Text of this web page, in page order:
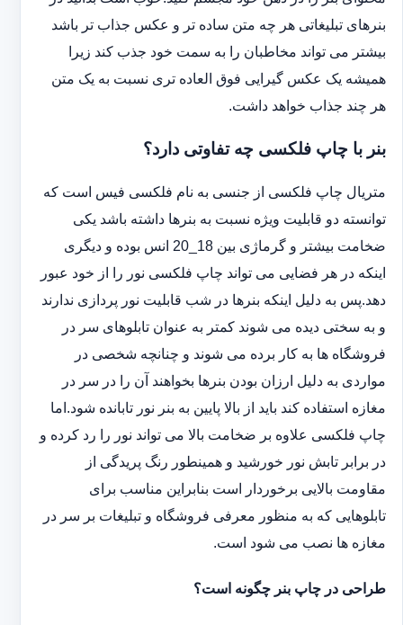
بنرهای تبلیغاتی هر چه متن ساده تر و عکس جذاب تر باشد
بیشتر می تواند مخاطبان را به سمت خود جذب کند زیرا
همیشه یک عکس گیرایی فوق العاده تری نسبت به یک متن
هر چند جذاب خواهد داشت.
بنر با چاپ فلکسی چه تفاوتی دارد؟
متریال چاپ فلکسی از جنسی به نام فلکسی فیس است که
توانسته دو قابلیت ویژه نسبت به بنرها داشته باشد یکی
ضخامت بیشتر و گرماژی بین 18_20 انس بوده و دیگری
اینکه در هر فضایی می تواند چاپ فلکسی نور را از خود عبور
دهد.پس به دلیل اینکه بنرها در شب قابلیت نور پردازی ندارند
و به سختی دیده می شوند کمتر به عنوان تابلوهای سر در
فروشگاه ها به کار برده می شوند و چنانچه شخصی در
مواردی به دلیل ارزان بودن بنرها بخواهند آن را در سر در
مغازه استفاده کند باید از بالا پایین به بنر نور تابانده شود.اما
چاپ فلکسی علاوه بر ضخامت بالا می تواند نور را رد کرده و
در برابر تابش نور خورشید و همینطور رنگ پریدگی از
مقاومت بالایی برخوردار است بنابراین مناسب برای
تابلوهایی که به منظور معرفی فروشگاه و تبلیغات بر سر در
مغازه ها نصب می شود است.
طراحی در چاپ بنر چگونه است؟